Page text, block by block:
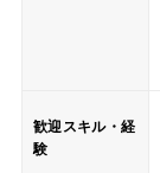
歓迎スキル・経
験